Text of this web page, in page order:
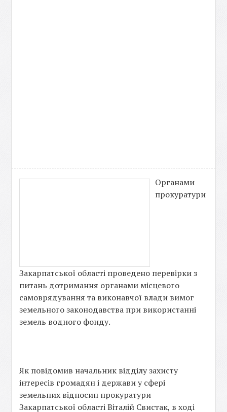
Органами
прокуратури
Закарпатської області проведено перевірки з
питань дотримання органами місцевого
самоврядування та виконавчої влади вимог
земельного законодавства при використанні
земель водного фонду.
Як повідомив начальник відділу захисту
інтересів громадян і держави у сфері
земельних відносин прокуратури
Закарпатської області Віталій Свистак, в ході